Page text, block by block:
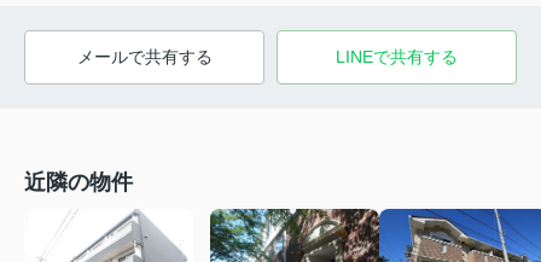
メールで共有する LINEで共有する
近隣の物件